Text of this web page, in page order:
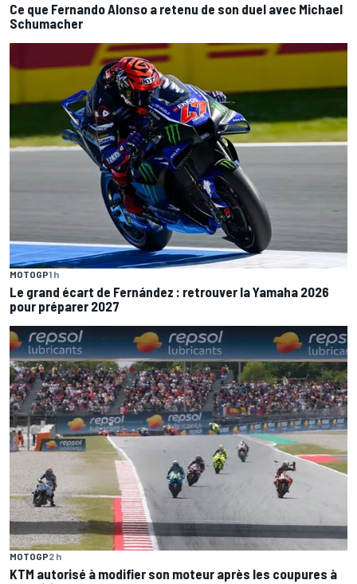
Ce que Fernando Alonso a retenu de son duel avec Michael
Schumacher
MOTOGP1 h
Le grand écart de Fernández : retrouver la Yamaha 2026
pour préparer 2027
MOTOGP2 h
KTM autorisé à modifier son moteur après les coupures à